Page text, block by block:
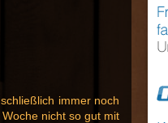
immer noch
nicht so gut mit